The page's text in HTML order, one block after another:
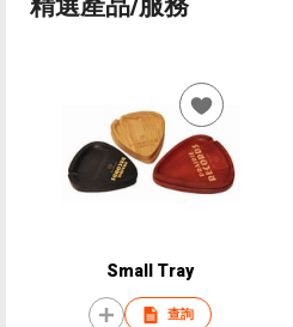
精選產品/服務
Small Tray
查詢